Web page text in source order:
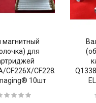
магнитный
для
CF226X/CF228A/CF259A/
10шт